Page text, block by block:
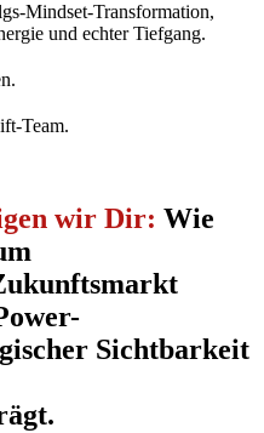
Mindset-Transformation,
und echter Tiefgang.
Team.
wir Dir: Wie
Sichtbarkeit